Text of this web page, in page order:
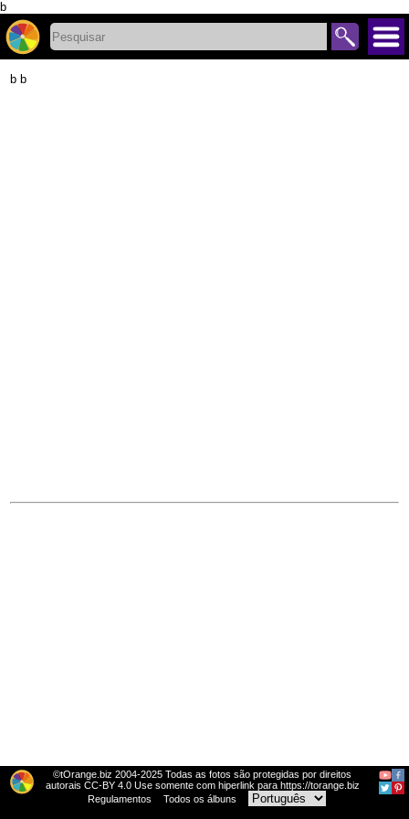
b
b b
©tOrange.biz 2004-2025 Todas as fotos são protegidas por direitos
autorais CC-BY 4.0 Use somente com hiperlink para https://torange.biz
Regulamentos
Todos os álbuns